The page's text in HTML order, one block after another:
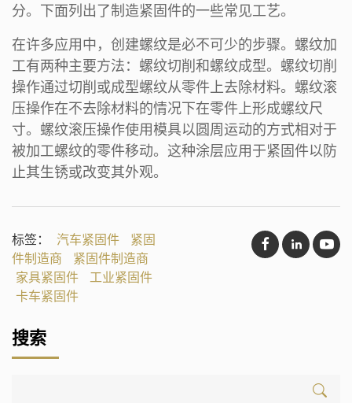
分。下面列出了制造紧固件的一些常见工艺。
在许多应用中，创建螺纹是必不可少的步骤。螺纹加
工有两种主要方法：螺纹切削和螺纹成型。螺纹切削
操作通过切削或成型螺纹从零件上去除材料。螺纹滚
压操作在不去除材料的情况下在零件上形成螺纹尺
寸。螺纹滚压操作使用模具以圆周运动的方式相对于
被加工螺纹的零件移动。这种涂层应用于紧固件以防
止其生锈或改变其外观。
标签： 汽车紧固件
紧固
件制造商
紧固件制造商
家具紧固件
工业紧固件
卡车紧固件
搜索